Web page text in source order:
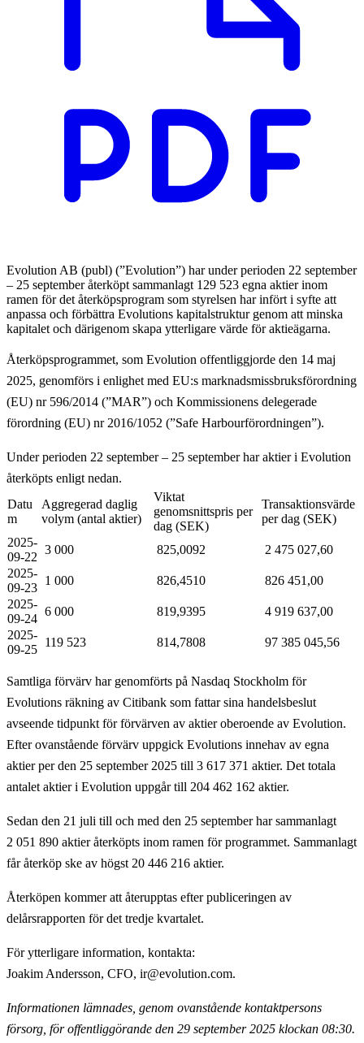
Evolution AB (publ) (”Evolution”) har under perioden 22 september
– 25 september återköpt sammanlagt 129 523 egna aktier inom
ramen för det återköpsprogram som styrelsen har infört i syfte att
anpassa och förbättra Evolutions kapitalstruktur genom att minska
kapitalet och därigenom skapa ytterligare värde för aktieägarna.
Återköpsprogrammet, som Evolution offentliggjorde den 14 maj
2025, genomförs i enlighet med EU:s marknadsmissbruksförordning
(EU) nr 596/2014 (”MAR”) och Kommissionens delegerade
förordning (EU) nr 2016/1052 (”Safe Harbourförordningen”).
Under perioden 22 september – 25 september har aktier i Evolution
återköpts enligt nedan.
Datu
m
Aggregerad daglig
volym (antal aktier)
Viktat
genomsnittspris per
dag (SEK)
Transaktionsvärde
per dag (SEK)
2025-
09-22
3 000 825,0092
2 475 027,60
2025-
09-23
1 000 826,4510
826 451,00
2025-
09-24
6 000 819,9395
4 919 637,00
2025-
09-25
119 523 814,7808 97 385 045,56
Samtliga förvärv har genomförts på Nasdaq Stockholm för
Evolutions räkning av Citibank som fattar sina handelsbeslut
avseende tidpunkt för förvärven av aktier oberoende av Evolution.
Efter ovanstående förvärv uppgick Evolutions innehav av egna
aktier per den 25 september 2025 till 3 617 371 aktier. Det totala
antalet aktier i Evolution uppgår till 204 462 162 aktier.
Sedan den 21 juli till och med den 25 september har sammanlagt
2 051 890 aktier återköpts inom ramen för programmet. Sammanlagt
får återköp ske av högst 20 446 216 aktier.
Återköpen kommer att återupptas efter publiceringen av
delårsrapporten för det tredje kvartalet.
För ytterligare information, kontakta:
Joakim Andersson, CFO, ir@evolution.com.
Informationen lämnades, genom ovanstående kontaktpersons
försorg, för offentliggörande den 29 september 2025 klockan 08:30.